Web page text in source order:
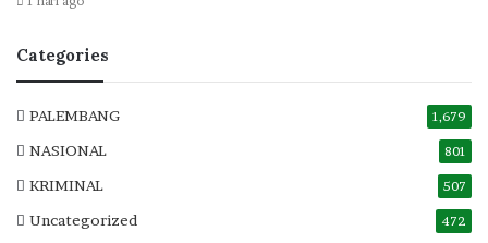
Categories
PALEMBANG 1,679
NASIONAL 801
KRIMINAL 507
Uncategorized 472